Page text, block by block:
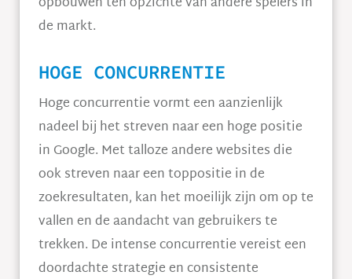
de markt.
HOGE CONCURRENTIE
Hoge concurrentie vormt een aanzienlijk
nadeel bij het streven naar een hoge positie
in Google. Met talloze andere websites die
ook streven naar een toppositie in de
zoekresultaten, kan het moeilijk zijn om op te
vallen en de aandacht van gebruikers te
trekken. De intense concurrentie vereist een
doordachte strategie en consistente